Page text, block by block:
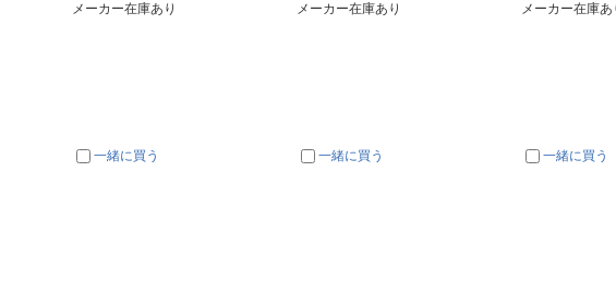
メーカー在庫あり
一緒に買う
メーカー在庫あり
一緒に買う
メーカー在庫あ
一緒に買う